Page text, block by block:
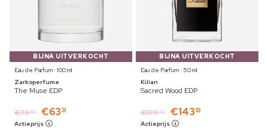
BIJNA UITVERKOCHT
Eau de Parfum ⋅ 100 ml
Zarkoperfume
The Muse EDP
€7939 €63 51
Actieprijs
BIJNA UITVERKOCHT
Eau de Parfum ⋅ 50 ml
Kilian
Sacred Wood EDP
€179 99 €143 99
Actieprijs